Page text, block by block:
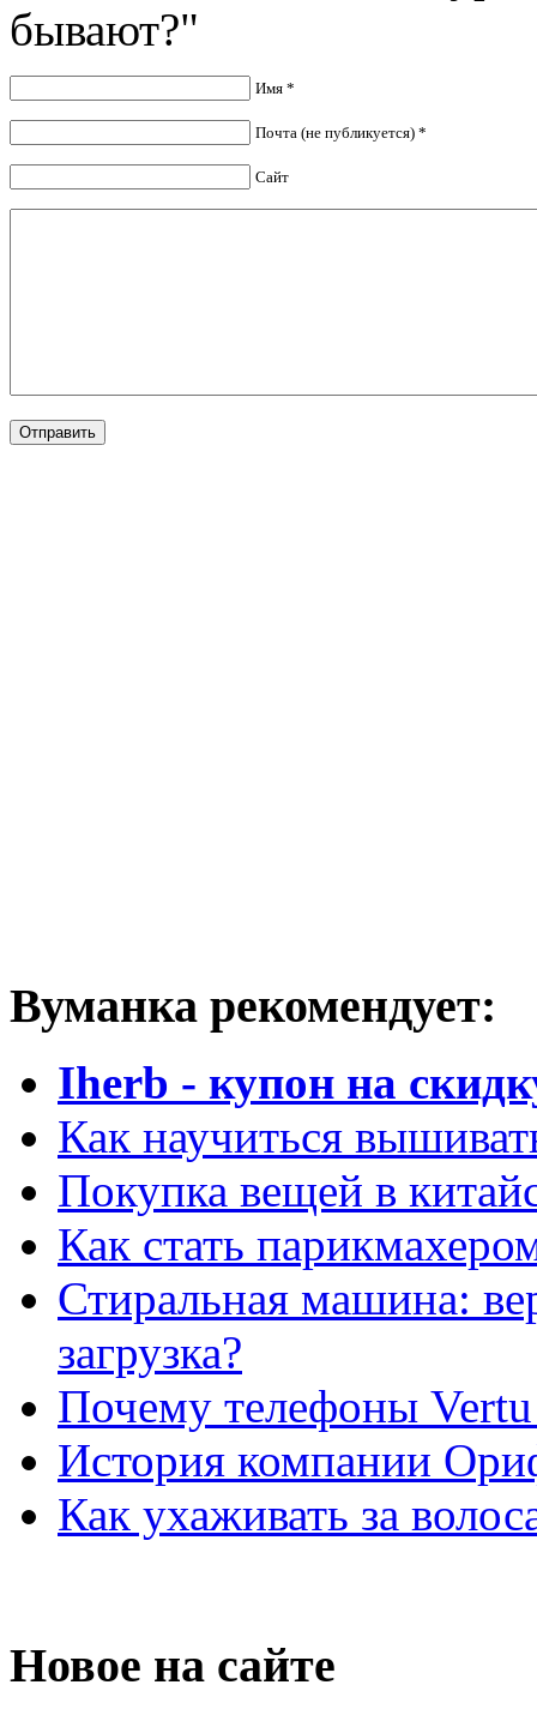
бывают?"
Имя *
Почта (не публикуется) *
Сайт
Вуманка рекомендует:
Iherb - купон на
Как научиться
Покупка вещей в
Как стать
Стиральная машина:
загрузка?
Почему телефоны Vertu
История компании
Как ухаживать за
Новое на сайте